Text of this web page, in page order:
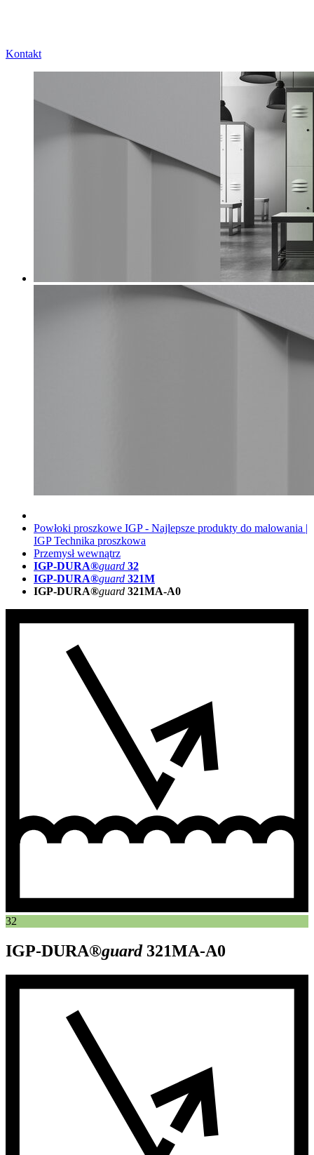
Kontakt
Powłoki proszkowe IGP - Najlepsze produkty do malowania |
IGP Technika proszkowa
Przemysł wewnątrz
IGP-DURA®guard 32
IGP-DURA®guard 321M
IGP-DURA®guard 321MA-A0
32
IGP-DURA®guard 321MA-A0